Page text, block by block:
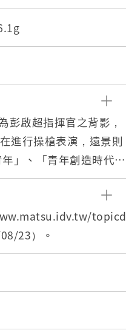
彭啟超指揮官之背影，
進行操槍表演，遠景則
」、「青年創造時代」
年1月1日至54年5月1
國52年1月11日）晉升
戰備坑道、山隴至馬港
腰山等11座水壩興建、
馬祖分行宿舍及白犬民
設陸上及海底電纜線
topicd
23）。